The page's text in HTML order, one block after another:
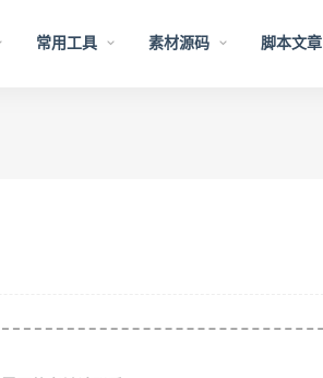
常用工具 素材源码 脚本文章